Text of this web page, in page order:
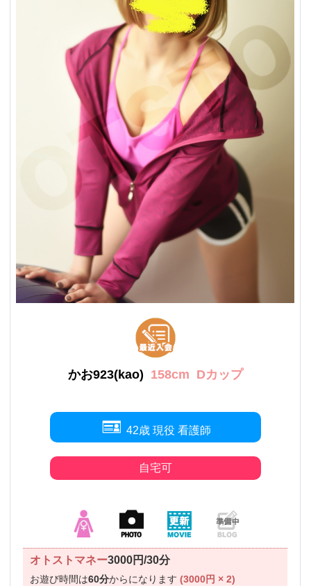
かお923(kao) 158cm Dカップ
42歳 現役 看護師
自宅可
オトストマネー3000円/30分
お遊び時間は60分からになります(3000円 × 2)